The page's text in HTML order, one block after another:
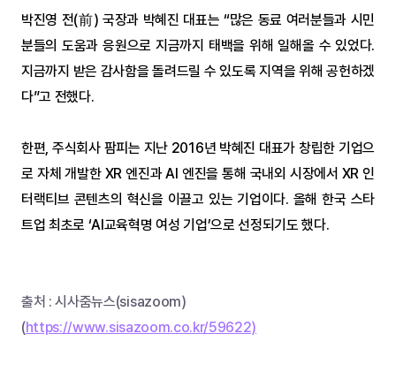
박진영 전(前) 국장과 박혜진 대표는 “많은 동료 여러분들과 시민
분들의 도움과 응원으로 지금까지 태백을 위해 일해올 수 있었다.
지금까지 받은 감사함을 돌려드릴 수 있도록 지역을 위해 공헌하겠
다”고 전했다.
한편, 주식회사 팜피는 지난 2016년 박혜진 대표가 창립한 기업으
로 자체 개발한 XR 엔진과 AI 엔진을 통해 국내외 시장에서 XR 인
터랙티브 콘텐츠의 혁신을 이끌고 있는 기업이다. 올해 한국 스타
트업 최초로 ‘AI교육혁명 여성 기업’으로 선정되기도 했다.
출처 : 시사줌뉴스(sisazoom)
(https://www.sisazoom.co.kr/59622)